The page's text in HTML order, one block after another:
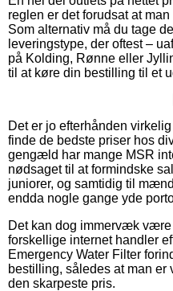
reglen er det forudsat at
Som alternativ må du tage
leveringstype, der oftest –
på Kolding, Rønne eller
til at køre din bestilling til et
Det er jo efterhånden
finde de bedste priser hos
gengæld har mange MSR
nødsaget til at formindske
juniorer, og samtidig til
endda nogle gange yde
Det kan dog immervæk
forskellige internet handler
Emergency Water Filter
bestilling, således at man er
den skarpeste pris.